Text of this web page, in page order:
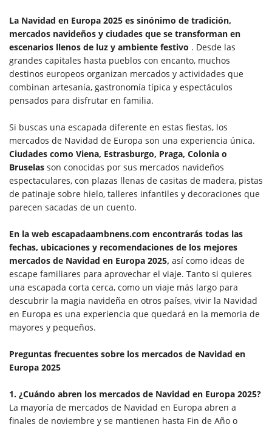
La Navidad en Europa 2025 es sinónimo de tradición,
mercados navideños y ciudades que se transforman en
escenarios llenos de luz y ambiente festivo . Desde las
grandes capitales hasta pueblos con encanto, muchos
destinos europeos organizan mercados y actividades que
combinan artesanía, gastronomía típica y espectáculos
pensados para disfrutar en familia.
Si buscas una escapada diferente en estas fiestas, los
mercados de Navidad de Europa son una experiencia única.
Ciudades como Viena, Estrasburgo, Praga, Colonia o
Bruselas son conocidas por sus mercados navideños
espectaculares, con plazas llenas de casitas de madera, pistas
de patinaje sobre hielo, talleres infantiles y decoraciones que
parecen sacadas de un cuento.
En la web escapadaambnens.com encontrarás todas las
fechas, ubicaciones y recomendaciones de los mejores
mercados de Navidad en Europa 2025, así como ideas de
escape familiares para aprovechar el viaje. Tanto si quieres
una escapada corta cerca, como un viaje más largo para
descubrir la magia navideña en otros países, vivir la Navidad
en Europa es una experiencia que quedará en la memoria de
mayores y pequeños.
Preguntas frecuentes sobre los mercados de Navidad en
Europa 2025
1. ¿Cuándo abren los mercados de Navidad en Europa 2025?
La mayoría de mercados de Navidad en Europa abren a
finales de noviembre y se mantienen hasta Fin de Año o